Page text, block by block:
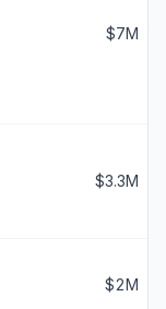
$7M
$3.3M
$2M